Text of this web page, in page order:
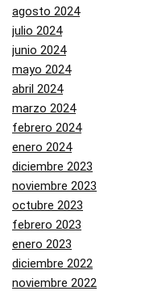
agosto 2024
julio 2024
junio 2024
mayo 2024
abril 2024
marzo 2024
febrero 2024
enero 2024
diciembre 2023
noviembre 2023
octubre 2023
febrero 2023
enero 2023
diciembre 2022
noviembre 2022